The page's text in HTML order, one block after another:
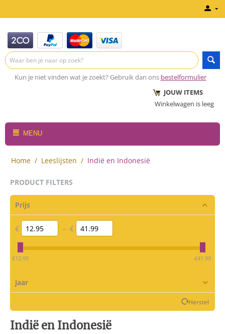
Kun je niet vinden wat je zoekt? Gebruik dan ons bestelformulier
JOUW ITEMS
Winkelwagen is leeg
MENU
Home / Leeslijsten / Indië en Indonesië
PRODUCT FILTERS
Prijs
€ – €
‎€12.95 ‎€41.99
Jaar
Herstel
Indië en Indonesië